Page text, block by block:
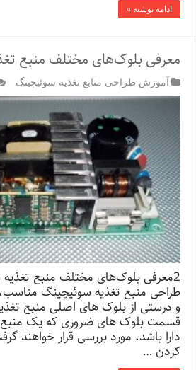
ادامه نوشته »
معرفی بلوک‌های مختلف منبع
آموزش طراحی منابع تغذیه سوئیچینگ
2معرفی بلوک‌های مختلف منبع تغذیه
طراحی منبع تغذیه سوئیچینگ
و درستی از بلوک های اصلی منبع
قسمت بلوک های ضروری که یک منبع
دارا باشد، مورد بررسی قرار خواهند
کردن …